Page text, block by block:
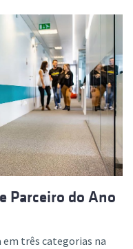
Parceiro do Ano
três categorias na